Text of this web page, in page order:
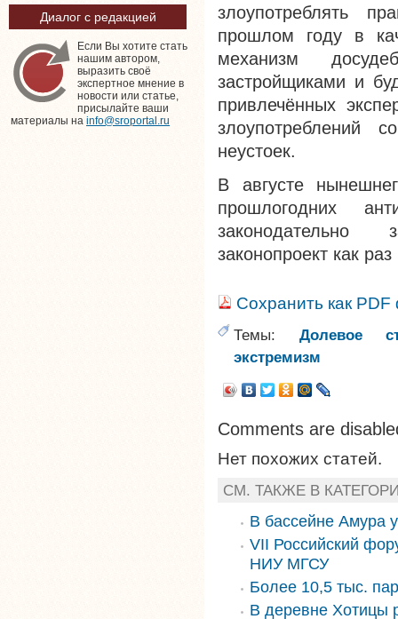
Диалог с редакцией
Если Вы хотите стать
нашим автором,
выразить своё
экспертное мнение в
новости или статье,
присылайте ваши
материалы на info@sroportal.ru
злоупотреблять
прошлом году в
механизм
застройщиками и
привлечённых
злоупотреблений
неустоек.
В августе
прошлогодних
законодательно
законопроект как
Сохранить как
Темы: Долевое
экстремизм
Comments are
Нет похожих статей.
СМ. ТАКЖЕ В
В бассейне Амура
VII Российский
НИУ МГСУ
Более 10,5 тыс.
В деревне Хотицы